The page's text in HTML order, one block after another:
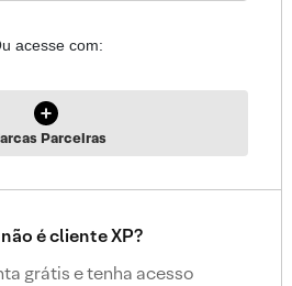
acesse com:
Parceiras
é cliente XP?
grátis e tenha acesso